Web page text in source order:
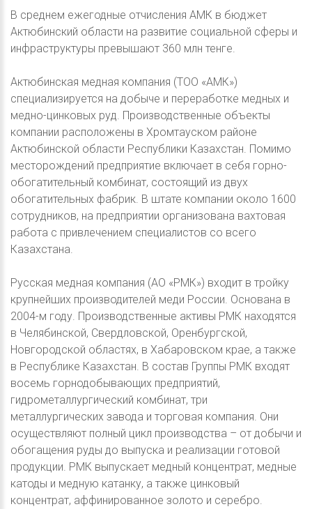
В среднем ежегодные отчисления АМК в бюджет
Актюбинский области на развитие социальной сферы и
инфраструктуры превышают 360 млн тенге.
Актюбинская медная компания (ТОО «АМК»)
специализируется на добыче и переработке медных и
медно-цинковых руд. Производственные объекты
компании расположены в Хромтауском районе
Актюбинской области Республики Казахстан. Помимо
месторождений предприятие включает в себя горно-
обогатительный комбинат, состоящий из двух
обогатительных фабрик. В штате компании около 1600
сотрудников, на предприятии организована вахтовая
работа с привлечением специалистов со всего
Казахстана.
Русская медная компания (АО «РМК») входит в тройку
крупнейших производителей меди России. Основана в
2004-м году. Производственные активы РМК находятся
в Челябинской, Свердловской, Оренбургской,
Новгородской областях, в Хабаровском крае, а также
в Республике Казахстан. В состав Группы РМК входят
восемь горнодобывающих предприятий,
гидрометаллургический комбинат, три
металлургических завода и торговая компания. Они
осуществляют полный цикл производства – от добычи и
обогащения руды до выпуска и реализации готовой
продукции. РМК выпускает медный концентрат, медные
катоды и медную катанку, а также цинковый
концентрат, аффинированное золото и серебро.